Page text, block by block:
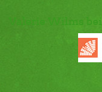
Valerie Wilms